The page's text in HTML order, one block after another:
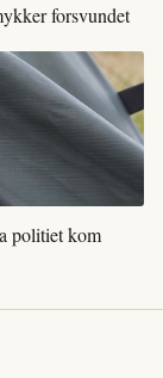
forsvundet
politiet kom